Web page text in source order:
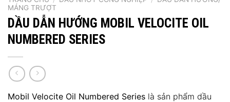
MÁNG TRƯỢT
DẦU DẪN HƯỚNG MOBIL VELOCITE OIL
NUMBERED SERIES
Mobil Velocite Oil Numbered Series là sản phẩm dầu